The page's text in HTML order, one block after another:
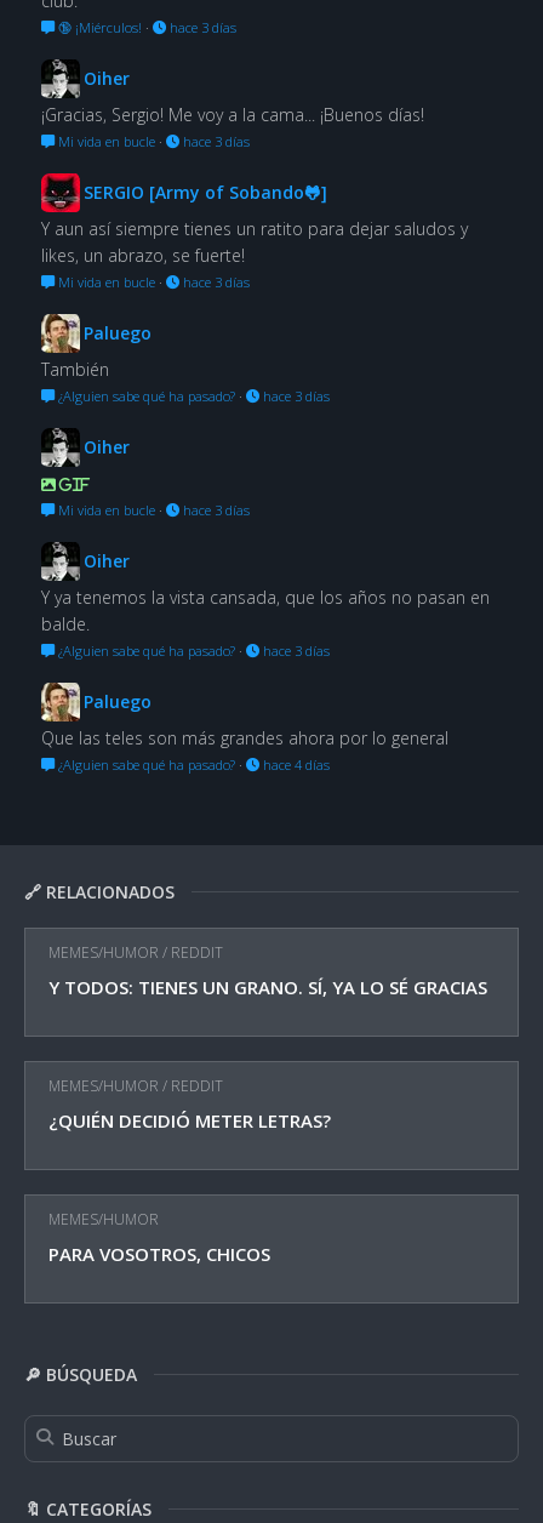
🔗 RELACIONADOS
MEMES/HUMOR / REDDIT
Y TODOS: TIENES UN GRANO. SÍ, YA LO SÉ GRACIAS
MEMES/HUMOR / REDDIT
¿QUIÉN DECIDIÓ METER LETRAS?
MEMES/HUMOR
PARA VOSOTROS, CHICOS
🔎 BÚSQUEDA
🔖 CATEGORÍAS
🔞 ¡Miérculos! · hace 3 días
Oiher
¡Gracias, Sergio! Me voy a la cama... ¡Buenos días!
Mi vida en bucle· hace 3 días
SERGIO [Army of Sobando🐸]
Y aun así siempre tienes un ratito para dejar saludos y
likes, un abrazo, se fuerte!
Mi vida en bucle· hace 3 días
Paluego
También
¿Alguien sabe qué ha pasado?· hace 3 días
Oiher
GIF
Mi vida en bucle· hace 3 días
Oiher
Y ya tenemos la vista cansada, que los años no pasan en
balde.
¿Alguien sabe qué ha pasado?· hace 3 días
Paluego
Que las teles son más grandes ahora por lo general
¿Alguien sabe qué ha pasado?· hace 4 días